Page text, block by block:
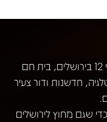
חנות תקליטים מיתולוגית ברחוב שמאי 12 בירושלים, בית חם
חדשנות ודור צעיר
שגם מחוץ לירושלים